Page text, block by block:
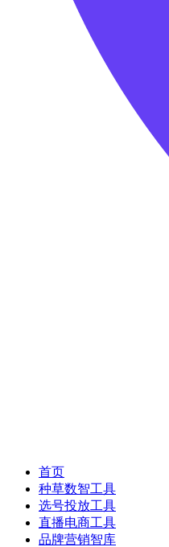
首页
种草数智工具
选号投放工具
直播电商工具
品牌营销智库